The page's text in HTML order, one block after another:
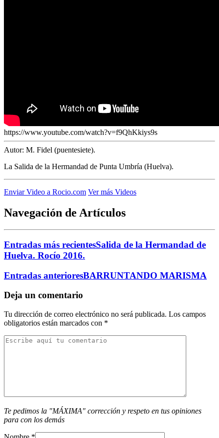
https://www.youtube.com/watch?v=f9QhKkiys9s
Autor: M. Fidel (puentesiete).
La Salida de la Hermandad de Punta Umbría (Huelva).
Enviar Video a Rocio.com Ver más Videos
Navegación de Artículos
Entradas más recientesSalida de la Hermandad de
Huelva. Rocío 2016.
Entradas anterioresBARRUNTANDO MARISMA
Deja un comentario
Tu dirección de correo electrónico no será publicada. Los campos
obligatorios están marcados con *
Te pedimos la "MÁXIMA" corrección y respeto en tus opiniones
para con los demás